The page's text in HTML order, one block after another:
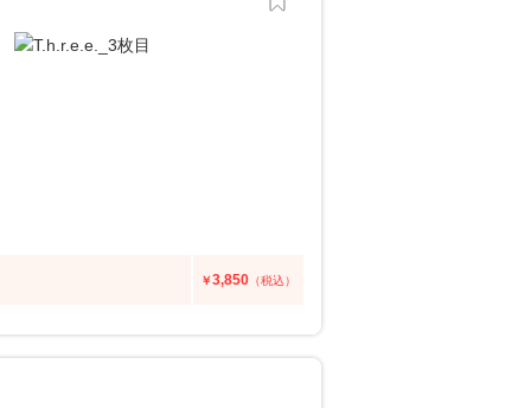
￥3,850 （税込）